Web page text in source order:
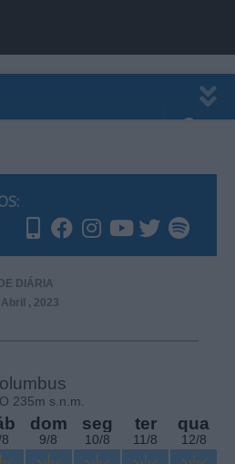
DIÁRIA
, 2023